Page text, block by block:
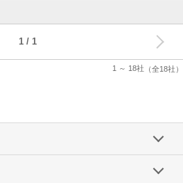
1 ～ 18社 （全18社）
1